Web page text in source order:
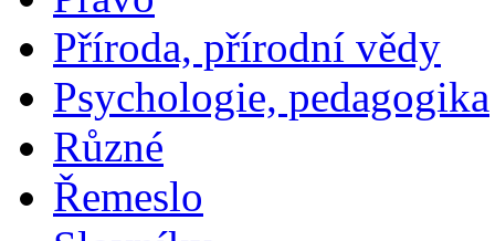
Příroda, přírodní vědy
Psychologie, pedagogika
Různé
Řemeslo